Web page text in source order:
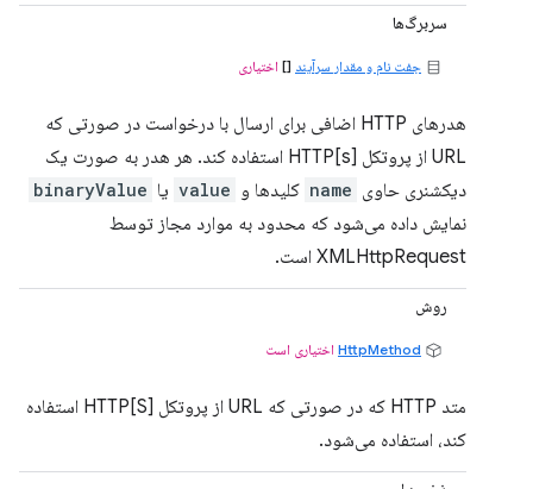
سربرگ‌ها
جفت نام و مقدار سرآیند [] اختیاری
هدرهای HTTP اضافی برای ارسال با درخواست در صورتی که
URL از پروتکل HTTP[s] استفاده کند. هر هدر به صورت یک
دیکشنری حاوی name کلیدها و value یا binaryValue
نمایش داده می‌شود که محدود به موارد مجاز توسط
XMLHttpRequest است.
روش
HttpMethod اختیاری است
متد HTTP که در صورتی که URL از پروتکل HTTP[S] استفاده
کند، استفاده می‌شود.